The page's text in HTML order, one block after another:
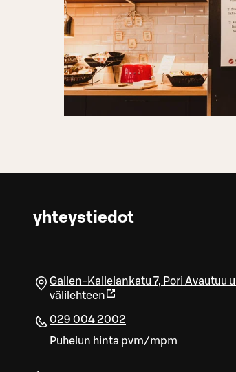
yhteystiedot
Gallen-Kallelankatu 7, Pori Avautuu
välilehteen
029 004 2002
Puhelun hinta pvm/mpm